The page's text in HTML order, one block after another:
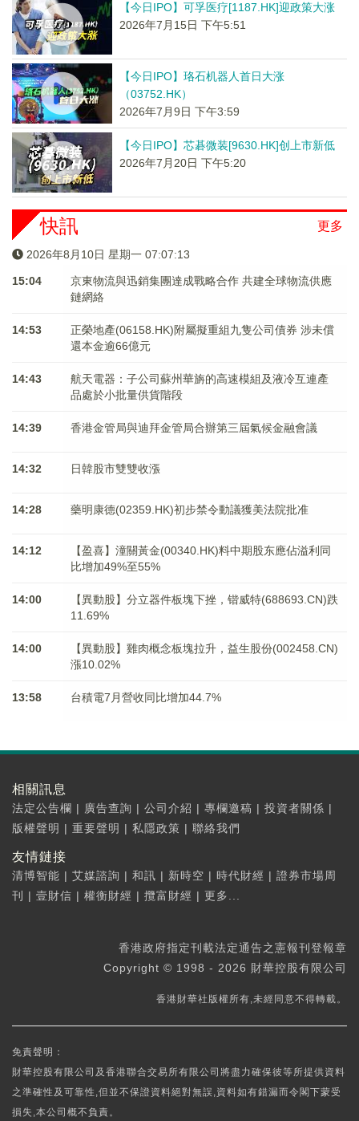
【今日IPO】可孚医疗[1187.HK]迎政策大涨
2026年7月15日 下午5:51
【今日IPO】珞石机器人首日大涨
（03752.HK）
2026年7月9日 下午3:59
【今日IPO】芯碁微装[9630.HK]创上市新低
2026年7月20日 下午5:20
更多
快訊
2026年8月10日 星期一 07:07:13
15:04
京東物流與迅銷集團達成戰略合作 共建全球物流供應
鏈網絡
14:53
正榮地產(06158.HK)附屬擬重組九隻公司債券 涉未償
還本金逾66億元
14:43
航天電器：子公司蘇州華旃的高速模組及液冷互連產
品處於小批量供貨階段
14:39 香港金管局與迪拜金管局合辦第三屆氣候金融會議
14:32 日韓股市雙雙收漲
14:28 藥明康德(02359.HK)初步禁令動議獲美法院批准
14:12
【盈喜】潼關黃金(00340.HK)料中期股东應佔溢利同
比增加49%至55%
14:00
【異動股】分立器件板塊下挫，锴威特(688693.CN)跌
11.69%
14:00
【異動股】雞肉概念板塊拉升，益生股份(002458.CN)
漲10.02%
13:58 台積電7月營收同比增加44.7%
相關訊息
法定公告欄 | 廣告查詢 | 公司介紹 | 專欄邀稿 | 投資者關係 |
版權聲明 | 重要聲明 | 私隱政策 | 聯絡我們
友情鏈接
清博智能 | 艾媒諮詢 | 和訊 | 新時空 | 時代財經 | 證券市場周
刊
| 壹財信 | 權衡財經 | 攬富財經 | 更多...
香港政府指定刊載法定通告之憲報刊登報章
Copyright © 1998 - 2026 財華控股有限公司
香港財華社版權所有,未經同意不得轉載。
免責聲明：
財華控股有限公司及香港聯合交易所有限公司將盡力確保彼等所提供資料
之準確性及可靠性,但並不保證資料絕對無誤,資料如有錯漏而令閣下蒙受
損失,本公司概不負責。